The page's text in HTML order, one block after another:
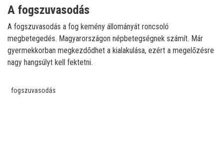
A fogszuvasodás
A fogszuvasodás a fog kemény állományát roncsoló
megbetegedés. Magyarországon népbetegségnek számít. Már
gyermekkorban megkezdődhet a kialakulása, ezért a megelőzésre
nagy hangsúlyt kell fektetni.
fogszuvasodás